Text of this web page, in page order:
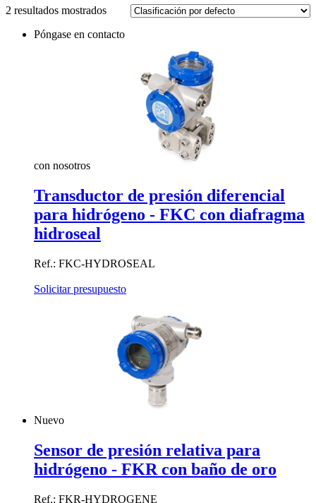
2 resultados mostrados
Póngase en contacto
con nosotros
Transductor de presión diferencial
para hidrógeno - FKC con diafragma
hidroseal
Ref.: FKC-HYDROSEAL
Solicitar presupuesto
Nuevo
Sensor de presión relativa para
hidrógeno - FKR con baño de oro
Ref.: FKR-HYDROGENE